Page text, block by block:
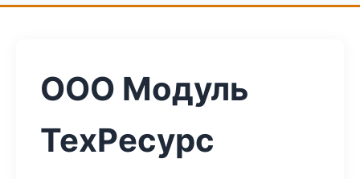
ООО Модуль
ТехРесурс